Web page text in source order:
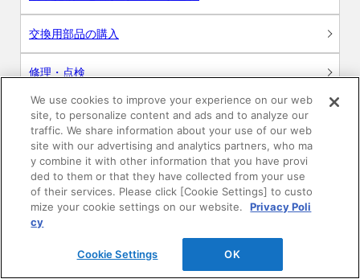
交換用部品の購入
修理・点検
お問い合わせ
ログイン
建築・設計関係者様向けサイト
ユーザー登録サービス
WEB見積システム
We use cookies to improve your experience on our web
site, to personalize content and ads and to analyze our
traffic. We share information about your use of our web
site with our advertising and analytics partners, who ma
y combine it with other information that you have provi
ded to them or that they have collected from your use
of their services. Please click [Cookie Settings] to custo
mize your cookie settings on our website.
Privacy Poli
cy
Cookie Settings OK